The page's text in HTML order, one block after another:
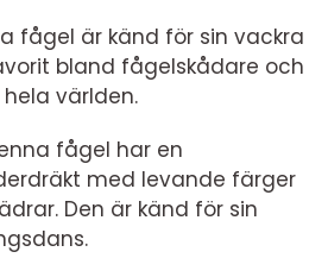
fågel är känd för sin vackra
bland fågelskådare och
världen.
fågel har en
med levande färger
Den är känd för sin